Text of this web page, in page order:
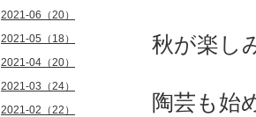
秋が楽し
陶芸も始
2021-06（20）
2021-05（18）
2021-04（20）
2021-03（24）
2021-02（22）